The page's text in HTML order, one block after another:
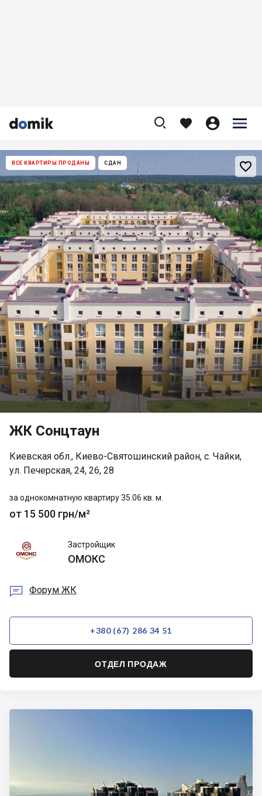


    


ВСЕ КВАРТИРЫ ПРОДАНЫ СДАН 
ЖК Сонцтаун
Киевская обл., Киево-Святошинский район, с. Чайки,
ул. Печерская, 24, 26, 28
за однокомнатную квартиру 35.06 кв. м.
от 15 500 грн/м²
ОМОКС Застройщик
ОМОКС
 Форум ЖК
+380 (67) 286 34 51
ОТДЕЛ ПРОДАЖ